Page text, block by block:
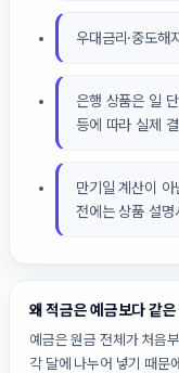
우대금리·중도해
은행 상품은 일
등에 따라 실제
만기일 계산이
전에는 상품 설
왜 적금은 예금보다 같
예금은 원금 전체가 처음
각 달에 나누어 넣기 때문